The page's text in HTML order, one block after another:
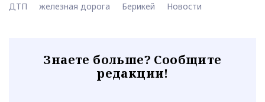
ДТП железная дорога Берикей Новости
Знаете больше? Сообщите
редакции!